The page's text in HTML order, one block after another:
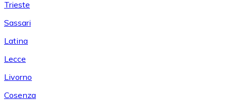
Trieste
Sassari
Latina
Lecce
Livorno
Cosenza